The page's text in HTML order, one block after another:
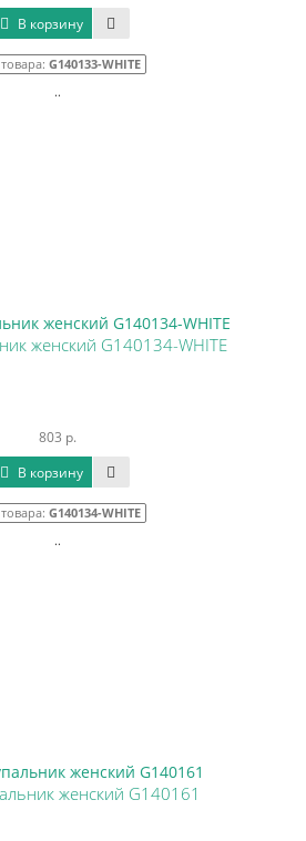
В корзину
G140133-WHITE
..
женский G140134-WHITE
803 р.
В корзину
G140134-WHITE
..
женский G140161